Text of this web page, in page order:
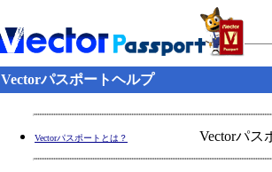
Vectorパスポートヘルプ
Vectorパスポートとは？ Vectorパス